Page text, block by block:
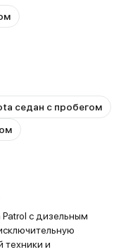
седан с пробегом
с дизельным
техники и